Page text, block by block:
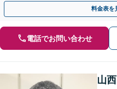
等級認定、過失割合などすべて対応【
料金表を
電話でお問い合わせ
山